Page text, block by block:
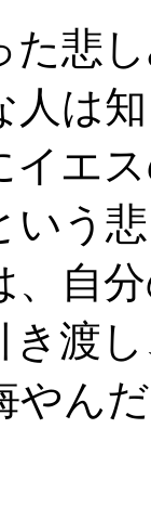
た悲
人は
イエ
いう
、自
き渡
やん